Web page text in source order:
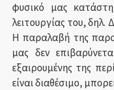
φυσικό μας
λειτουργίας του,
Η παραλαβή της
μας δεν
εξαιρουμένης της
είναι διαθέσιμο,